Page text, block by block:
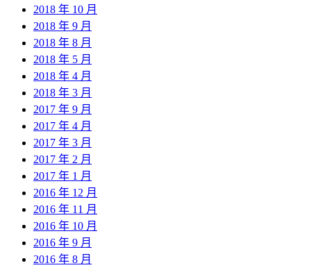
2018 年 10 月
2018 年 9 月
2018 年 8 月
2018 年 5 月
2018 年 4 月
2018 年 3 月
2017 年 9 月
2017 年 4 月
2017 年 3 月
2017 年 2 月
2017 年 1 月
2016 年 12 月
2016 年 11 月
2016 年 10 月
2016 年 9 月
2016 年 8 月